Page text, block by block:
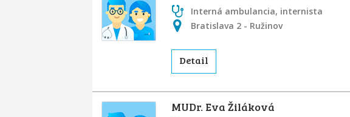
Interná ambulancia, internista
Bratislava 2 - Ružinov
Detail
MUDr. Eva Žiláková